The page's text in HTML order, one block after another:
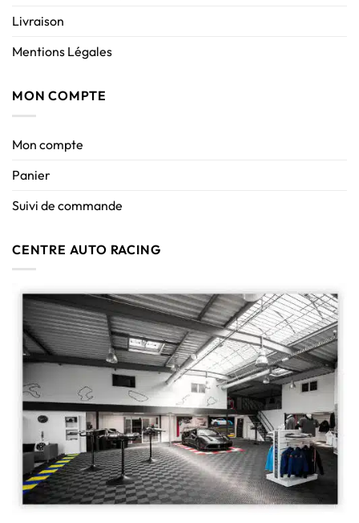
Livraison
Mentions Légales
MON COMPTE
Mon compte
Panier
Suivi de commande
CENTRE AUTO RACING